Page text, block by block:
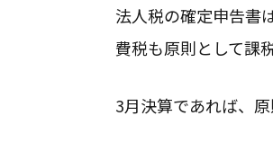
法人税の確定申告書
費税も原則として課
3月決算であれば、